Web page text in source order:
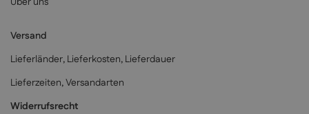
Versand
Lieferländer, Lieferkosten, Lieferdauer
Lieferzeiten, Versandarten
Widerrufsrecht